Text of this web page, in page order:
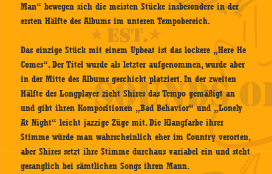
Man“ bewegen sich die meisten Stücke insbesondere in der
ersten Hälfte des Albums im unteren Tempobereich.
Das einzige Stück mit einem Upbeat ist das lockere „Here He
Comes“. Der Titel wurde als letzter aufgenommen, wurde aber
in der Mitte des Albums geschickt platziert. In der zweiten
Hälfte des Longplayer zieht Shires das Tempo gemäßigt an
und gibt ihren Kompositionen „Bad Behavior“ und „Lonely
At Night“ leicht jazzige Züge mit. Die Klangfarbe ihrer
Stimme würde man wahrscheinlich eher im Country verorten,
aber Shires setzt ihre Stimme durchaus variabel ein und steht
gesanglich bei sämtlichen Songs ihren Mann.